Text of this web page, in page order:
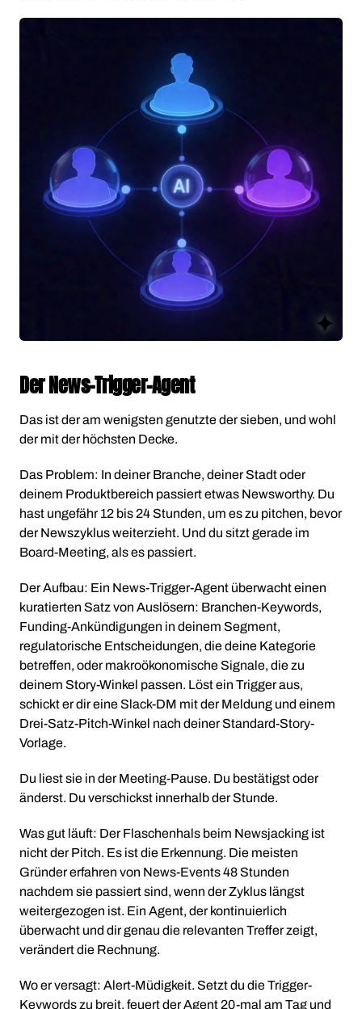
Der News-Trigger-Agent
Das ist der am wenigsten genutzte der sieben, und wohl
der mit der höchsten Decke.
Das Problem: In deiner Branche, deiner Stadt oder
deinem Produktbereich passiert etwas Newsworthy. Du
hast ungefähr 12 bis 24 Stunden, um es zu pitchen, bevor
der Newszyklus weiterzieht. Und du sitzt gerade im
Board-Meeting, als es passiert.
Der Aufbau: Ein News-Trigger-Agent überwacht einen
kuratierten Satz von Auslösern: Branchen-Keywords,
Funding-Ankündigungen in deinem Segment,
regulatorische Entscheidungen, die deine Kategorie
betreffen, oder makroökonomische Signale, die zu
deinem Story-Winkel passen. Löst ein Trigger aus,
schickt er dir eine Slack-DM mit der Meldung und einem
Drei-Satz-Pitch-Winkel nach deiner Standard-Story-
Vorlage.
Du liest sie in der Meeting-Pause. Du bestätigst oder
änderst. Du verschickst innerhalb der Stunde.
Was gut läuft: Der Flaschenhals beim Newsjacking ist
nicht der Pitch. Es ist die Erkennung. Die meisten
Gründer erfahren von News-Events 48 Stunden
nachdem sie passiert sind, wenn der Zyklus längst
weitergezogen ist. Ein Agent, der kontinuierlich
überwacht und dir genau die relevanten Treffer zeigt,
verändert die Rechnung.
Wo er versagt: Alert-Müdigkeit. Setzt du die Trigger-
Keywords zu breit, feuert der Agent 20-mal am Tag und